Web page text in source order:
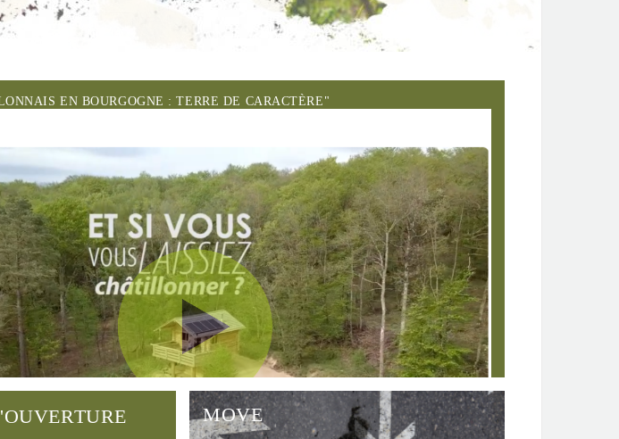
EN BOURGOGNE : TERRE DE CARACTÈRE"
MOVE